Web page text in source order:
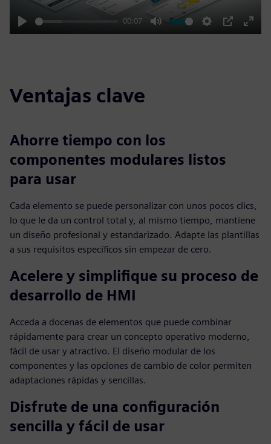
Play
00:07
Mute Settings
PIP
Enter
Ventajas clave
Ahorre tiempo con los
componentes modulares listos
para usar
Cada elemento se puede personalizar con unos pocos clics,
lo que le da un control total y, al mismo tiempo, mantiene
un diseño profesional y estandarizado. Adapte las plantillas
a sus requisitos específicos sin empezar de cero.
Acelere y simplifique su proceso de
desarrollo de HMI
Acceda a docenas de elementos que puede combinar
rápidamente para crear un concepto operativo moderno,
fácil de usar y atractivo. El diseño modular de los
componentes y las opciones de cambio de color permiten
adaptaciones rápidas y sencillas.
Disfrute de una configuración
sencilla y fácil de usar